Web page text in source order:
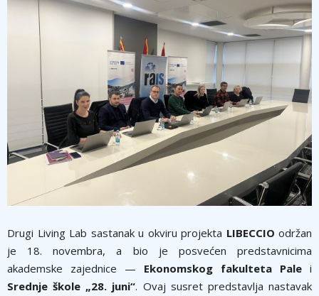
Drugi Living Lab sastanak u okviru projekta LIBECCIO održan
je 18. novembra, a bio je posvećen predstavnicima
akademske zajednice — Ekonomskog fakulteta Pale i
Srednje škole „28. juni“. Ovaj susret predstavlja nastavak